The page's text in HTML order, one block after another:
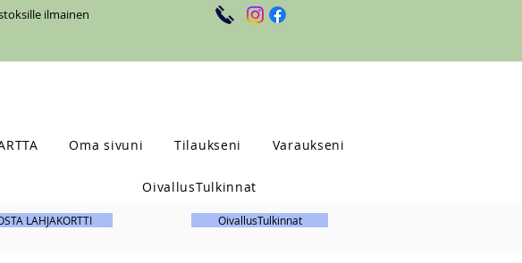
ilmainen
Oma sivuni Tilaukseni Varaukseni
OivallusTulkinnat
LAHJAKORTTI OivallusTulkinnat